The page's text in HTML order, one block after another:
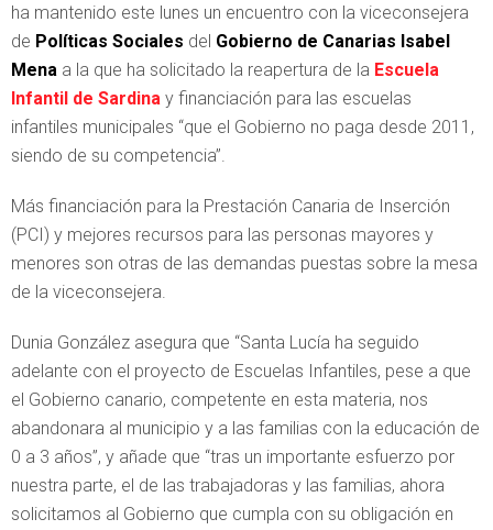
ha mantenido este lunes un encuentro con la viceconsejera
de Políticas Sociales del Gobierno de Canarias Isabel
Mena a la que ha solicitado la reapertura de la Escuela
Infantil de Sardina y financiación para las escuelas
infantiles municipales “que el Gobierno no paga desde 2011,
siendo de su competencia”.
Más financiación para la Prestación Canaria de Inserción
(PCI) y mejores recursos para las personas mayores y
menores son otras de las demandas puestas sobre la mesa
de la viceconsejera.
Dunia González asegura que “Santa Lucía ha seguido
adelante con el proyecto de Escuelas Infantiles, pese a que
el Gobierno canario, competente en esta materia, nos
abandonara al municipio y a las familias con la educación de
0 a 3 años”, y añade que “tras un importante esfuerzo por
nuestra parte, el de las trabajadoras y las familias, ahora
solicitamos al Gobierno que cumpla con su obligación en